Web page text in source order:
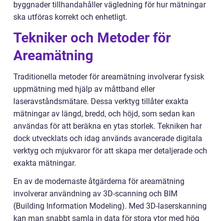
byggnader tillhandahåller vägledning för hur mätningar
ska utföras korrekt och enhetligt.
Tekniker och Metoder för
Areamätning
Traditionella metoder för areamätning involverar fysisk
uppmätning med hjälp av måttband eller
laseravståndsmätare. Dessa verktyg tillåter exakta
mätningar av längd, bredd, och höjd, som sedan kan
användas för att beräkna en ytas storlek. Tekniken har
dock utvecklats och idag används avancerade digitala
verktyg och mjukvaror för att skapa mer detaljerade och
exakta mätningar.
En av de modernaste åtgärderna för areamätning
involverar användning av 3D-scanning och BIM
(Building Information Modeling). Med 3D-laserskanning
kan man snabbt samla in data för stora ytor med hög